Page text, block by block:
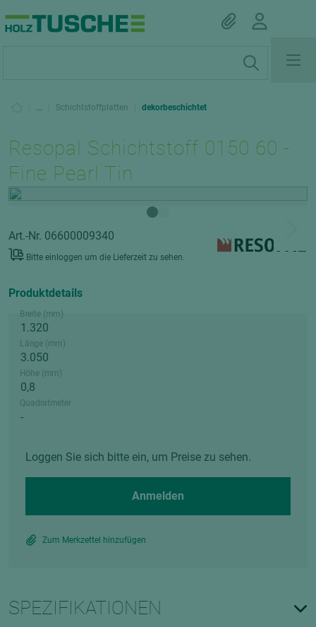
... Schichtstoffplatten dekorbeschichtet
Resopal Schichtstoff 0150 60 -
Fine Pearl Tin
Art.-Nr. 06600009340
Bitte einloggen um die Lieferzeit zu sehen.
Produktdetails
Breite (mm)
Länge (mm)
Höhe (mm)
Quadratmeter
Loggen Sie sich bitte ein, um Preise zu sehen.
Anmelden
Zum Merkzettel hinzufügen
SPEZIFIKATIONEN